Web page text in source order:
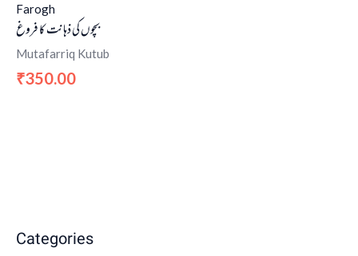
Categories
Farogh
بچوں کی ذہانت کا فروغ
Mutafarriq Kutub
₹350.00